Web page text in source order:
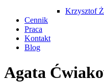
Krzysztof
Cennik
Praca
Kontakt
Blog
Agata